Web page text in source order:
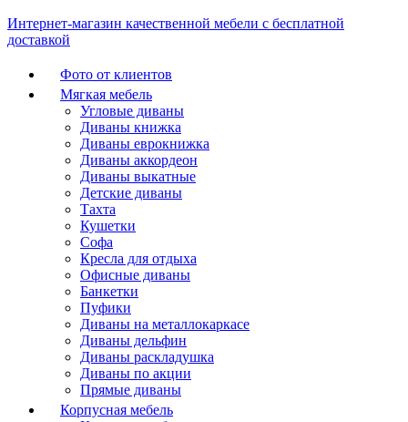
Интернет-магазин качественной мебели с бесплатной
доставкой
Фото от клиентов
Мягкая мебель
Угловые диваны
Диваны книжка
Диваны еврокнижка
Диваны аккордеон
Диваны выкатные
Детские диваны
Тахта
Кушетки
Софа
Кресла для отдыха
Офисные диваны
Банкетки
Пуфики
Диваны на металлокаркасе
Диваны дельфин
Диваны раскладушка
Диваны по акции
Прямые диваны
Корпусная мебель